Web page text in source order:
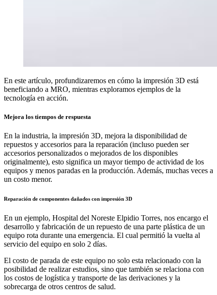
En este artículo, profundizaremos en cómo la impresión 3D está
beneficiando a MRO, mientras exploramos ejemplos de la
tecnología en acción.
Mejora los tiempos de respuesta
En la industria, la impresión 3D, mejora la disponibilidad de
repuestos y accesorios para la reparación (incluso pueden ser
accesorios personalizados o mejorados de los disponibles
originalmente), esto significa un mayor tiempo de actividad de los
equipos y menos paradas en la producción. Además, muchas veces a
un costo menor.
Reparación de componentes dañados con impresión 3D
En un ejemplo, Hospital del Noreste Elpidio Torres, nos encargo el
desarrollo y fabricación de un repuesto de una parte plástica de un
equipo rota durante una emergencia. El cual permitió la vuelta al
servicio del equipo en solo 2 días.
El costo de parada de este equipo no solo esta relacionado con la
posibilidad de realizar estudios, sino que también se relaciona con
los costos de logística y transporte de las derivaciones y la
sobrecarga de otros centros de salud.